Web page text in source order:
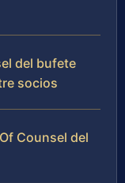
del bufete
socios
Counsel del